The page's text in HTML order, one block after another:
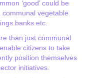
‘good’ could be
vegetable
banks etc.
than just communal
citizens to take
position themselves
initiatives.